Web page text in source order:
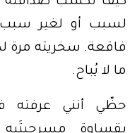
لسبب أو لغير سبب.
فاقعة. سخريته مرة
ما لا يُباح.
حظّي أنني عرفته